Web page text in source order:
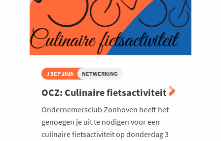
3 SEP 2026 NETWERKING
OCZ: Culinaire fietsactiviteit
Ondernemersclub Zonhoven heeft het
genoegen je uit te nodigen voor een
culinaire fietsactiviteit op donderdag 3